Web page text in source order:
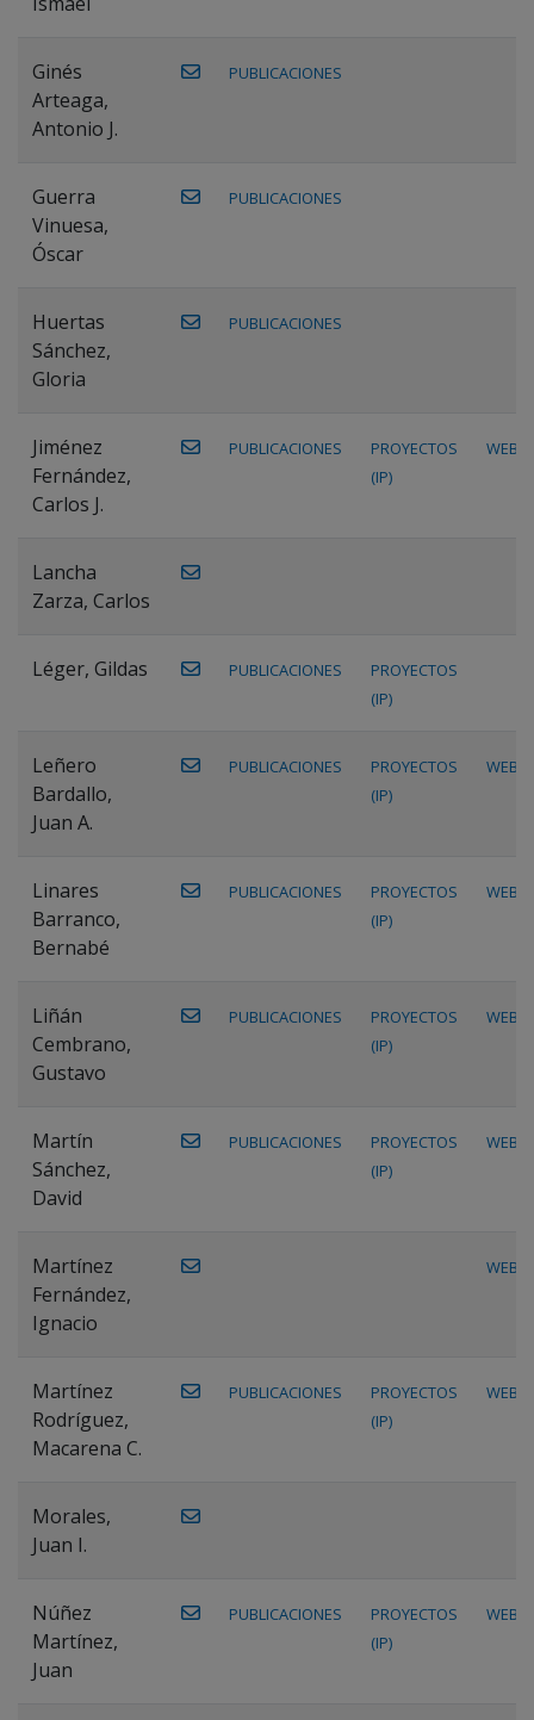
Ginés
Arteaga,
Antonio J.
PUBLICACIONES
Guerra
Vinuesa,
Óscar
PUBLICACIONES
Huertas
Sánchez,
Gloria
PUBLICACIONES
Jiménez
Fernández,
Carlos J.
PUBLICACIONES
PROYECTOS
(IP)
WEB
Lancha
Zarza, Carlos
Léger, Gildas PUBLICACIONES
PROYECTOS
(IP)
Leñero
Bardallo,
Juan A.
PUBLICACIONES
PROYECTOS
(IP)
WEB
Linares
Barranco,
Bernabé
PUBLICACIONES
PROYECTOS
(IP)
WEB
Liñán
Cembrano,
Gustavo
PUBLICACIONES
PROYECTOS
(IP)
WEB
Martín
Sánchez,
David
PUBLICACIONES
PROYECTOS
(IP)
WEB
Martínez
Fernández,
Ignacio
WEB
Martínez
Rodríguez,
Macarena C.
PUBLICACIONES
PROYECTOS
(IP)
WEB
Morales,
Juan I.
Núñez
Martínez,
Juan
PUBLICACIONES
PROYECTOS
(IP)
WEB